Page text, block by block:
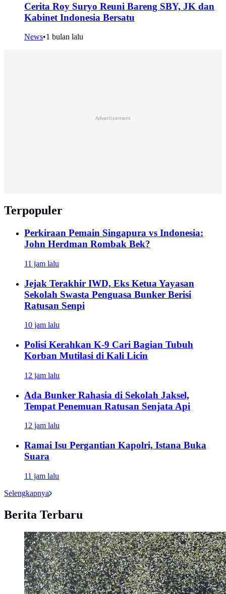
Cerita Roy Suryo Reuni Bareng SBY, JK dan
Kabinet Indonesia Bersatu
News•1 bulan lalu
Advertisement
Terpopuler
Perkiraan Pemain Singapura vs Indonesia:
John Herdman Rombak Bek?
11 jam lalu
Jejak Terakhir IWD, Eks Ketua Yayasan
Sekolah Swasta Penguasa Bunker Berisi
Ratusan Senpi
10 jam lalu
Polisi Kerahkan K-9 Cari Bagian Tubuh
Korban Mutilasi di Kali Licin
12 jam lalu
Ada Bunker Rahasia di Sekolah Jaksel,
Tempat Penemuan Ratusan Senjata Api
12 jam lalu
Ramai Isu Pergantian Kapolri, Istana Buka
Suara
11 jam lalu
Selengkapnya
Berita Terbaru